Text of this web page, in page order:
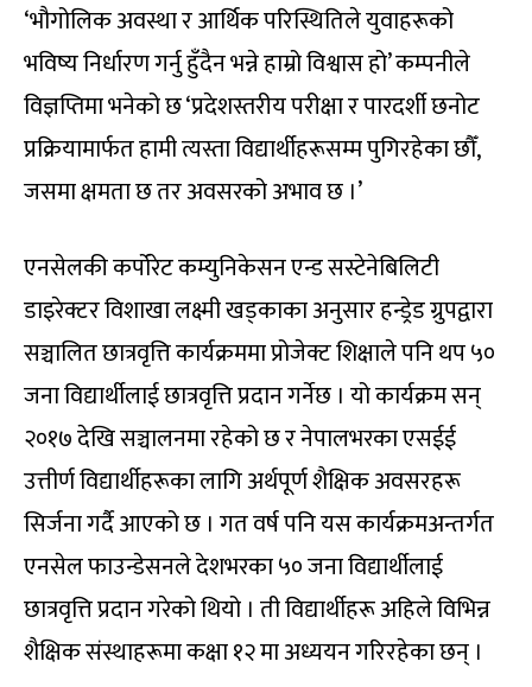
‘भौगोलिक अवस्था र आर्थिक परिस्थितिले युवाहरूको
भविष्य निर्धारण गर्नु हुँदैन भन्ने हाम्रो विश्वास हो’ कम्पनीले
विज्ञप्तिमा भनेको छ ‘प्रदेशस्तरीय परीक्षा र पारदर्शी छनोट
प्रक्रियामार्फत हामी त्यस्ता विद्यार्थीहरूसम्म पुगिरहेका छौँ,
जसमा क्षमता छ तर अवसरको अभाव छ ।’
एनसेलकी कर्पोरेट कम्युनिकेसन एन्ड सस्टेनेबिलिटी
डाइरेक्टर विशाखा लक्ष्मी खड्काका अनुसार हन्ड्रेड ग्रुपद्वारा
सञ्चालित छात्रवृत्ति कार्यक्रममा प्रोजेक्ट शिक्षाले पनि थप ५०
जना विद्यार्थीलाई छात्रवृत्ति प्रदान गर्नेछ । यो कार्यक्रम सन्
२०१७ देखि सञ्चालनमा रहेको छ र नेपालभरका एसईई
उत्तीर्ण विद्यार्थीहरूका लागि अर्थपूर्ण शैक्षिक अवसरहरू
सिर्जना गर्दै आएको छ । गत वर्ष पनि यस कार्यक्रमअन्तर्गत
एनसेल फाउन्डेसनले देशभरका ५० जना विद्यार्थीलाई
छात्रवृत्ति प्रदान गरेको थियो । ती विद्यार्थीहरू अहिले विभिन्न
शैक्षिक संस्थाहरूमा कक्षा १२ मा अध्ययन गरिरहेका छन् ।